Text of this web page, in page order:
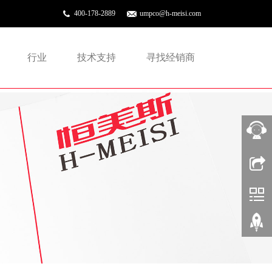
400-178-2889 umpco@h-meisi.com
行业 技术支持 寻找经销商